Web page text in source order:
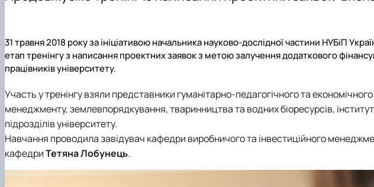
Склад кафедри
Фотогалерея
Навчально-наукова лабораторія інвестиційного проектування
Робочі програми, силабуси, ЕНК
Архів
Програма подвійних дипломів (Поморська академія, м.Слупськ, Польща)
Тематика бакалаврських та магістерських робіт
Архів подій
31 травня 2018 року за ініціативою начальника науково-дослідної частини НУБіП
етап тренінгу з написання проектних заявок з метою залучення додаткового
працівників університету.
Участь у тренінгу взяли представники гуманітарно-педагогічногота
менеджменту, землевпорядкування, тваринництва та водних біоресурсів,
підрозділів університету.
Навчання проводила завідувач кафедри виробничого та інвестиційного
кафедриТетяна Лобунець.